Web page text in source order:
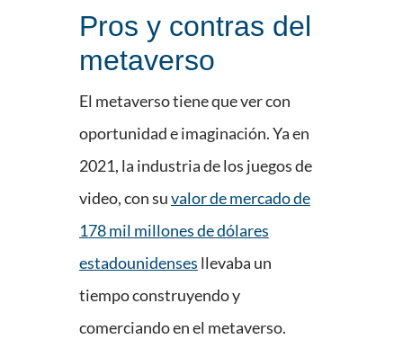
Pros y contras del
metaverso
El metaverso tiene que ver con
oportunidad e imaginación. Ya en
2021, la industria de los juegos de
video, con suvalor de mercado de
178 mil millones de dólares
estadounidenses llevaba un
tiempo construyendo y
comerciando en el metaverso.